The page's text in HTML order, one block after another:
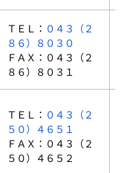
ＴＥＬ： ０４３（２
８６）８０３０
ＦＡＸ：０４３（２
８６）８０３１
ＴＥＬ： ０４３（２
５０）４６５１
ＦＡＸ：０４３（２
５０）４６５２